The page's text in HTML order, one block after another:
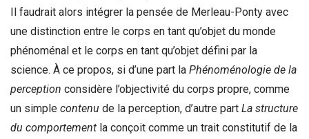
Il faudrait alors intégrer la pensée de Merleau-Ponty avec
une distinction entre le corps en tant qu’objet du monde
phénoménal et le corps en tant qu’objet défini par la
science. À ce propos, si d’une part la Phénoménologie de la
perception considère l’objectivité du corps propre, comme
un simple contenu de la perception, d’autre part La structure
du comportement la conçoit comme un trait constitutif de la